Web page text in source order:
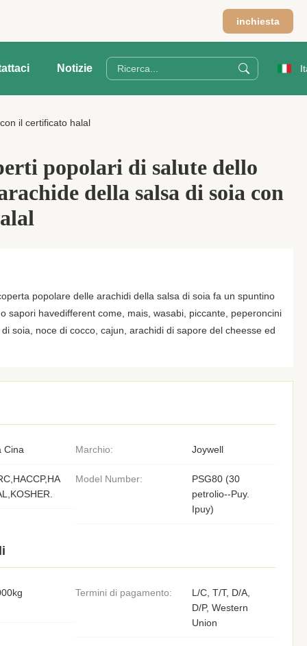
inchiesta
Notizie
il certificato halal
popolari di salute dello
della salsa di soia con
popolare delle arachidi della salsa di soia fa un spuntino
sapori havedifferent come, mais, wasabi, piccante, peperoncini
soia, noce di cocco, cajun, arachidi di sapore del cheesse ed
Cina Marchio: Joywell
Model Number:
PSG80 (30
petrolio--Puy.
Ipuy)
Termini di pagamento:
L/C, T/T, D/A,
D/P, Western
Union